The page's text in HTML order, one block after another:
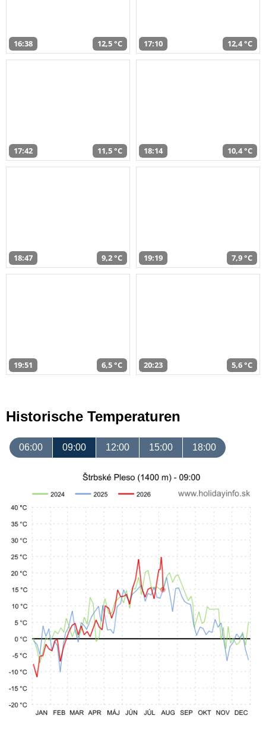
16:38 12,5 °C 17:10 12,4 °C
17:42 11,5 °C 18:14 10,4 °C
18:47 9,2 °C 19:19 7,9 °C
19:51 6,5 °C 20:23 5,6 °C
Historische Temperaturen
06:00 09:00 12:00 15:00 18:00